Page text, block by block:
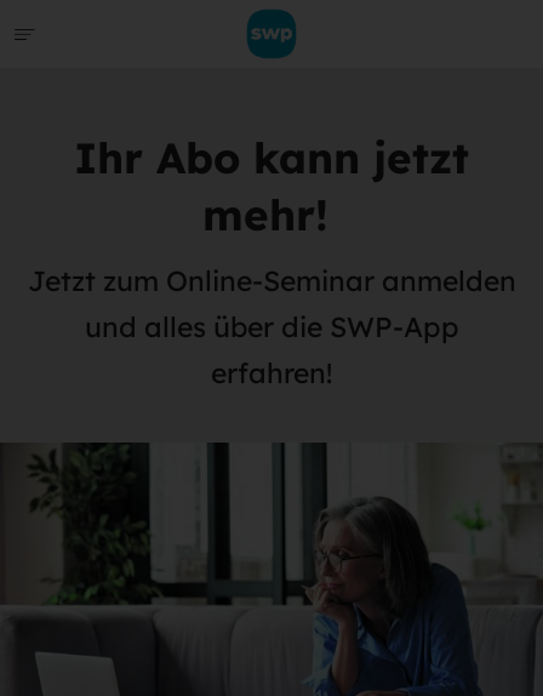
Ihr Abo kann jetzt
mehr!
Jetzt zum Online-Seminar anmelden
und alles über die SWP-App
erfahren!